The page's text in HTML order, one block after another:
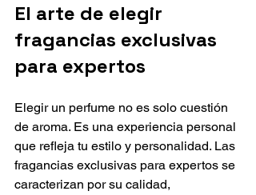
El arte de elegir
fragancias exclusivas
para expertos
Elegir un perfume no es solo cuestión
de aroma. Es una experiencia personal
que refleja tu estilo y personalidad. Las
fragancias exclusivas para expertos se
caracterizan por su calidad,